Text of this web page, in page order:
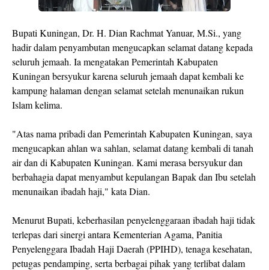
Bupati Kuningan, Dr. H. Dian Rachmat Yanuar, M.Si., yang
hadir dalam penyambutan mengucapkan selamat datang kepada
seluruh jemaah. Ia mengatakan Pemerintah Kabupaten
Kuningan bersyukur karena seluruh jemaah dapat kembali ke
kampung halaman dengan selamat setelah menunaikan rukun
Islam kelima.
"Atas nama pribadi dan Pemerintah Kabupaten Kuningan, saya
mengucapkan ahlan wa sahlan, selamat datang kembali di tanah
air dan di Kabupaten Kuningan. Kami merasa bersyukur dan
berbahagia dapat menyambut kepulangan Bapak dan Ibu setelah
menunaikan ibadah haji," kata Dian.
Menurut Bupati, keberhasilan penyelenggaraan ibadah haji tidak
terlepas dari sinergi antara Kementerian Agama, Panitia
Penyelenggara Ibadah Haji Daerah (PPIHD), tenaga kesehatan,
petugas pendamping, serta berbagai pihak yang terlibat dalam